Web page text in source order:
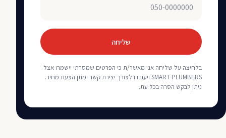
שליחה
בלחיצה על שליחה אני מאשר/ת כי הפרטים שמסרתי יישמרו אצל
SMART PLUMBERS ויעובדו לצורך יצירת קשר ומתן הצעת מחיר.
ניתן לבקש הסרה בכל עת.